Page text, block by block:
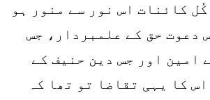
کائنات اس نور سے منور ہو
دعوت حق کے علمبردار، جس
امین اور جس دین حنیف کے
کا یہی تقاضا تو تھا کہ